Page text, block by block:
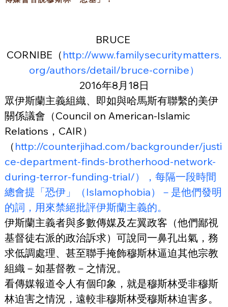
BRUCE
CORNIBE（ http://www.familysecuritymatters.
org/authors/detail/bruce-cornibe）
2016年8月18日
眾伊斯蘭主義組織、即如與哈馬斯有聯繫的美伊
關係議會（Council on American-Islamic
Relations，CAIR）
（ http://counterjihad.com/backgrounder/justi
ce-department-finds-brotherhood-network-
during-terror-funding-trial/），每隔一段時間
總會提「恐伊」（Islamophobia）－是他們發明
的詞，用來禁絕批評伊斯蘭主義的。
伊斯蘭主義者與多數傳媒及左翼政客（他們鄙視
基督徒右派的政治訴求）可說同一鼻孔出氣，務
求低調處理、甚至聯手掩飾穆斯林逼迫其他宗教
組織－如基督教－之情況。
看傳媒報道令人有個印象，就是穆斯林受非穆斯
林迫害之情況，遠較非穆斯林受穆斯林迫害多。